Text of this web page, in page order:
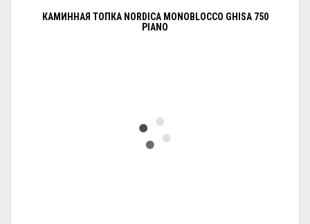
КАМИННАЯ ТОПКА NORDICA MONOBLOCCO GHISA 750
PIANO